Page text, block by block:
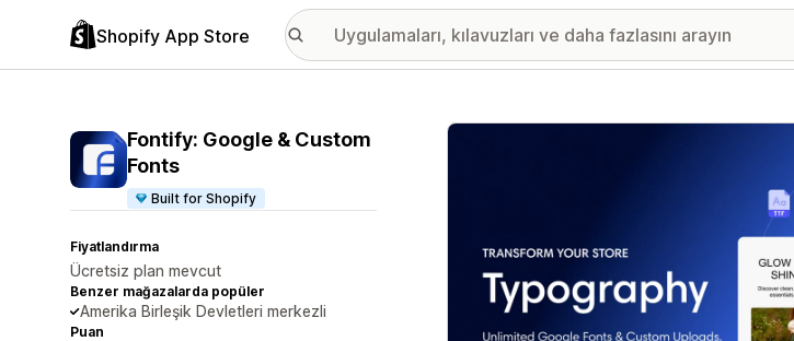
Shopify App Store
Fontify: Google & Custom
Fonts
Built for Shopify
Fiyatlandırma
Ücretsiz plan mevcut
Benzer mağazalarda popüler
Amerika Birleşik Devletleri merkezli
Puan
Öne çıkan görsel galerisi